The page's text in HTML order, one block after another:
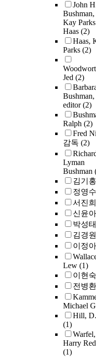
John
Bushman,
Kay Parks
Haas (2)
Haas,
Parks (2)
Jed (2)
Bushman,
editor(2)
Ralph (2)
Fred
감독 (2)
Lyman
Bushman
김기홍
정영수
서진희
신윤아
박성태
김경원
이정아
Lew (1)
이현숙
전병환
Michael G
Hill,
(1)
Warfel,
Harry
(1)